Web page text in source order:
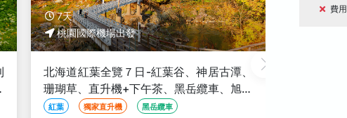
5天
桃園國際機場出發
北海道星野５日-星野OMO7、旭山動物
園、野生熊牧場+遊園巴士、四季彩の丘、
卡哇伊草泥馬、美瑛白金青池、螃蟹吃到
四季彩の丘 美瑛白金青池
野生熊牧場+遊園巴
費用